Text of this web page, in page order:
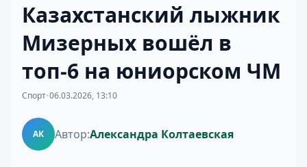
Казахстанский лыжник
Мизерных вошёл в
топ-6 на юниорском ЧМ
Спорт•06.03.2026, 13:10
АК Автор:Александра Колтаевская